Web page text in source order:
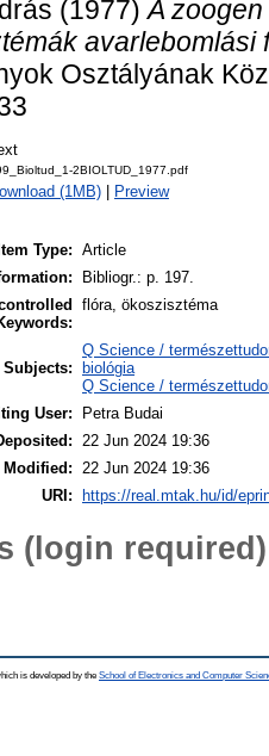
(1977)A
avarlebomlási
Osztályának
2BIOLTUD_1977.pdf
(1MB) Preview
Item Type: Article
Bibliogr.: p. 197.
flóra, ökoszisztéma
Subjects:
Q Science /
biológia
Q Science /
User:
Petra Budai
22 Jun 2024 19:36
Modified: 22 Jun 2024 19:36
URI:
https://real.mtak.hu/id/
(login required)
is developed by the School of Electronics and Computer